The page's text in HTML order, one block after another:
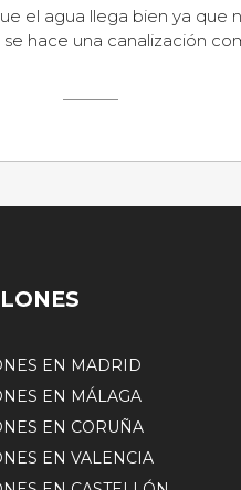
el agua llega bien ya que
hace una canalización
EN MADRID
EN MÁLAGA
EN CORUÑA
EN VALENCIA